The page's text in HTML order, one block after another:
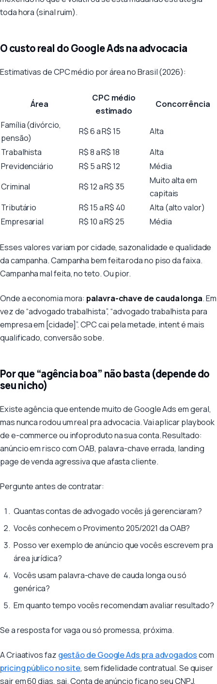
toda hora (sinal ruim).
O custo real do Google Ads na advocacia
Estimativas de CPC médio por área no Brasil (2026):
Área
CPC médio
estimado
Concorrência
Família (divórcio,
pensão)
R$ 6 a R$ 15
Alta
Trabalhista
R$ 8 a R$ 18
Alta
Previdenciário
R$ 5 a R$ 12
Média
Criminal
R$ 12 a R$ 35
Muito alta em
capitais
Tributário
R$ 15 a R$ 40
Alta (alto valor)
Empresarial
R$ 10 a R$ 25 Média
Esses valores variam por cidade, sazonalidade e qualidade
da campanha. Campanha bem feita roda no piso da faixa.
Campanha mal feita, no teto. Ou pior.
Onde a economia mora: palavra-chave de cauda longa. Em
vez de “advogado trabalhista”, “advogado trabalhista para
empresa em [cidade]”. CPC cai pela metade, intent é mais
qualificado, conversão sobe.
Por que “agência boa” não basta (depende do
seu nicho)
Existe agência que entende muito de Google Ads em geral,
mas nunca rodou um real pra advocacia. Vai aplicar playbook
de e-commerce ou infoproduto na sua conta. Resultado:
anúncio em risco com OAB, palavra-chave errada, landing
page de venda agressiva que afasta cliente.
Pergunte antes de contratar:
Quantas contas de advogado vocês já gerenciaram?
Vocês conhecem o Provimento 205/2021 da OAB?
Posso ver exemplo de anúncio que vocês escrevem pra
área jurídica?
Vocês usam palavra-chave de cauda longa ou só
genérica?
Em quanto tempo vocês recomendam avaliar resultado?
Se a resposta for vaga ou só promessa, próxima.
A Criaativos faz gestão de Google Ads pra advogadoscom
pricing público no site, sem fidelidade contratual. Se quiser
sair em 60 dias, sai. Conta de anúncio fica no seu CNPJ,